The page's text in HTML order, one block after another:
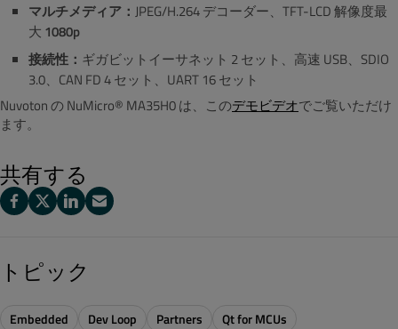
マルチメディア： JPEG/H.264 デコーダー、TFT-LCD 解像度最
大 1080p
接続性： ギガビットイーサネット 2 セット、高速 USB、SDIO
3.0、CAN FD 4 セット、UART 16 セット
Nuvoton の NuMicro® MA35H0 は、このデモビデオでご覧いただけ
ます。
共有する
トピック
Embedded Dev Loop Partners Qt for MCUs